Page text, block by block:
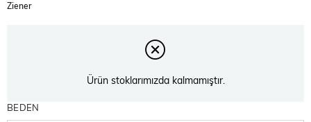
Ziener
Ürün stoklarımızda kalmamıştır.
BEDEN